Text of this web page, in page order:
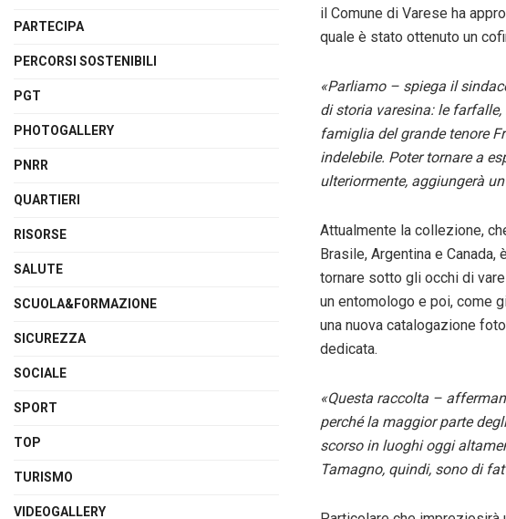
il Comune di Varese ha
quale è stato ottenuto un
«Parliamo – spiega il
di storia varesina: le
famiglia del grande tenore
indelebile. Poter tornare a
ulteriormente, aggiungerà
Attualmente la collezione,
Brasile, Argentina e
tornare sotto gli occhi di
un entomologo e poi, come
una nuova catalogazione
dedicata.
«Questa raccolta –
perché la maggior parte
scorso in luoghi oggi
Tamagno, quindi, sono di
PARTECIPA
PERCORSI SOSTENIBILI
PGT
PHOTOGALLERY
PNRR
QUARTIERI
RISORSE
SALUTE
SCUOLA&FORMAZIONE
SICUREZZA
SOCIALE
SPORT
TOP
TURISMO
VIDEOGALLERY